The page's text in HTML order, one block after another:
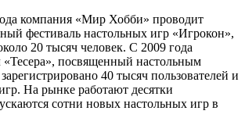
компания «Мир Хобби» проводит
фестиваль настольных игр «Игрокон»,
20 тысяч человек. С 2009 года
«Тесера», посвященный настольным
40 тысяч пользователей и
На рынке работают десятки
сотни новых настольных игр в